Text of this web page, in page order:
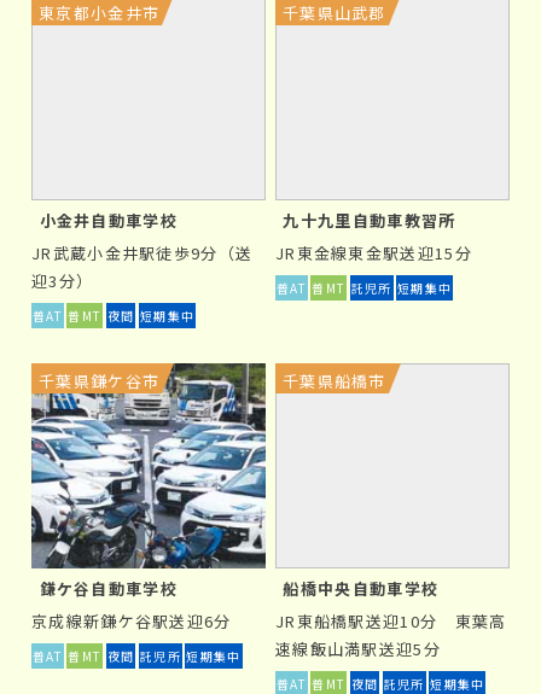
①まとまった期間の確保が必要
②ホームシックにかかる可能性
自宅を離れ、初めて訪れる場所で生活をするため、ホー
ムシックになる方もいます。また、周りの人とのコミュ
す。
③運転技術が定着しにくい
合宿免許は、通学免許に比べて短期間で詰め込み型で教
習していきます。教習所に通う期間が短く、通学免許で
じっくり運転スキルを学ぶやり方と異なります。但し、
法律で定められた教習を全て行い、通学免許と同じカリ
キュラム・試験に合格しているため、ご心配には及びま
せん。
東京都小金井市
小金井自動車学校
JR武蔵小金井駅徒歩9分（送
迎3分）
普AT 普MT 夜間 短期集中
千葉県山武郡
九十九里自動車教習所
JR東金線東金駅送迎15分
普AT 普MT 託児所 短期集中
千葉県鎌ケ谷市
鎌ケ谷自動車学校
京成線新鎌ケ谷駅送迎6分
普AT 普MT 夜間 託児所 短期集中
千葉県船橋市
船橋中央自動車学校
JR東船橋駅送迎10分 東葉高
速線飯山満駅送迎5分
普AT 普MT 夜間 託児所 短期集中